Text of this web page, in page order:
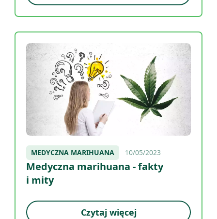
MEDYCZNA MARIHUANA 10/05/2023
Medyczna marihuana - fakty
i mity
Czytaj więcej